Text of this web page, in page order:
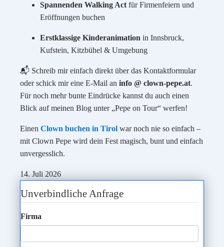
Spannenden Walking Act für Firmenfeiern und
Eröffnungen buchen
Erstklassige Kinderanimation in Innsbruck,
Kufstein, Kitzbühel & Umgebung
📬 Schreib mir einfach direkt über das Kontaktformular
oder schick mir eine E-Mail an info @ clown-pepe.at.
Für noch mehr bunte Eindrücke kannst du auch einen
Blick auf meinen Blog unter „Pepe on Tour“ werfen!
Einen Clown buchen in Tirol war noch nie so einfach –
mit Clown Pepe wird dein Fest magisch, bunt und einfach
unvergesslich.
14. Juli 2026
Unverbindliche Anfrage
Firma